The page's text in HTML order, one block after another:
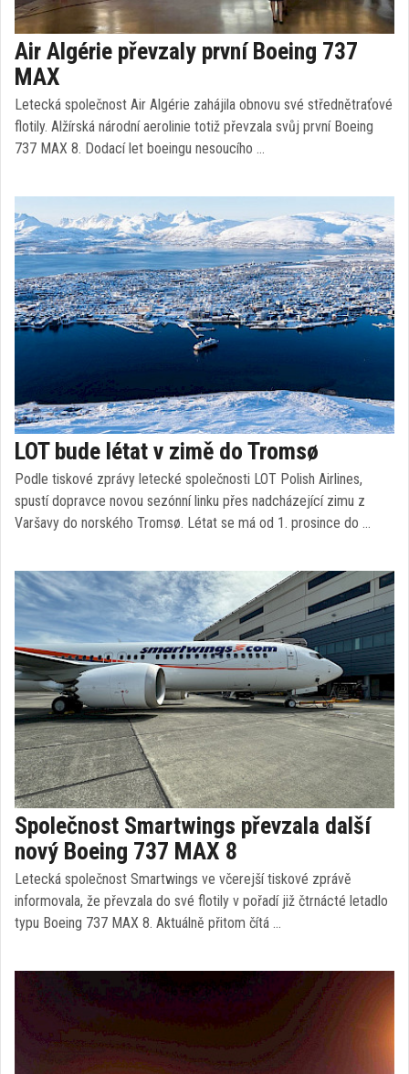
Air Algérie převzaly první Boeing 737
MAX
Letecká společnost Air Algérie zahájila obnovu své střednětraťové
flotily. Alžírská národní aerolinie totiž převzala svůj první Boeing
737 MAX 8. Dodací let boeingu nesoucího …
LOT bude létat v zimě do Tromsø
Podle tiskové zprávy letecké společnosti LOT Polish Airlines,
spustí dopravce novou sezónní linku přes nadcházející zimu z
Varšavy do norského Tromsø. Létat se má od 1. prosince do …
Společnost Smartwings převzala další
nový Boeing 737 MAX 8
Letecká společnost Smartwings ve včerejší tiskové zprávě
informovala, že převzala do své flotily v pořadí již čtrnácté letadlo
typu Boeing 737 MAX 8. Aktuálně přitom čítá …